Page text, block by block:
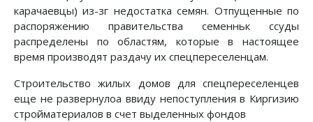
карачаевцы) из-зг недостатка семян. Отпущенные по
распоряжению правительства семенньк ссуды
распределены по областям, которые в настоящее
время производят раздачу их спецпереселенцам.
Строительство жилых домов для спецпереселенцев
еще не развернулоа ввиду непоступления в Киргизию
стройматериалов в счет выделенных фондов